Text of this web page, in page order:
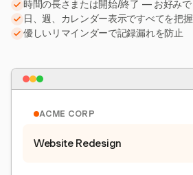
時間の長さまたは開始/終了 — お好みで
日、週、カレンダー表示ですべてを把握
優しいリマインダーで記録漏れを防止
ACME CORP
Website Redesign